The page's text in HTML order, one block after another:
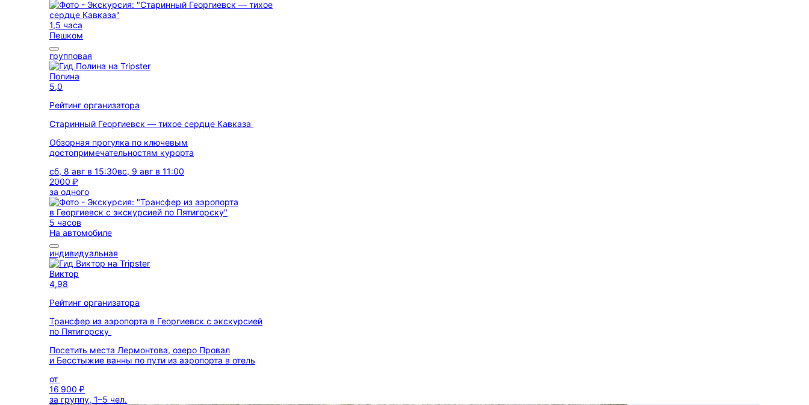
1,5 часа
Пешком
групповая
Полина
5,0
Рейтинг организатора
Старинный Георгиевск — тихое сердце Кавказа
Обзорная прогулка по ключевым
достопримечательностям курорта
сб, 8 авг в 15:30вс, 9 авг в 11:00
2000 ₽
за одного
5 часов
На автомобиле
индивидуальная
Виктор
4,98
Рейтинг организатора
Трансфер из аэропорта в Георгиевск с экскурсией
по Пятигорску
Посетить места Лермонтова, озеро Провал
и Бесстыжие ванны по пути из аэропорта в отель
от
16 900 ₽
за группу, 1–5 чел.